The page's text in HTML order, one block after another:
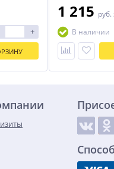
+
1 215 руб.
В наличии